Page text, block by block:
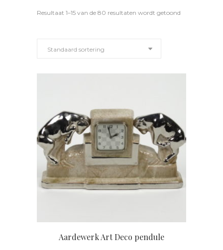
Resultaat 1–15 van de 80 resultaten wordt getoond
Standaard sortering
Aardewerk Art Deco pendule